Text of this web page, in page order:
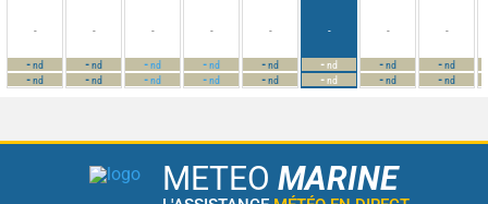
-
-nd
-nd
-
-nd
-nd
-
-nd
-nd
-
-nd
-nd
-
-nd
-nd
-
-nd
-nd
-
-nd
-nd
-
-nd
-nd
METEO MARINE